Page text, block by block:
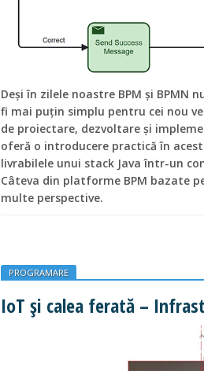
Deși în zilele noastre BPM și BPMN
fi mai puțin simplu pentru cei nou
de proiectare, dezvoltare și
oferă o introducere practică în
livrabilele unui stack Java într-un
Câteva din platforme BPM bazate
multe perspective.
PROGRAMARE
IoT și calea ferată –